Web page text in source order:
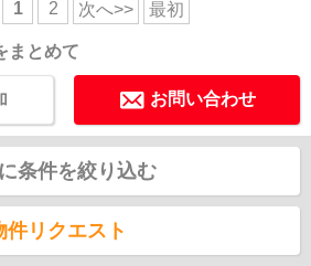
1 2 次へ>> 最初
まとめて
お問い合わせ
条件を絞り込む
件リクエスト